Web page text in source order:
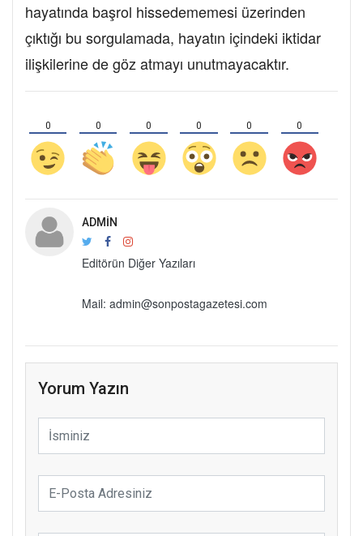
hayatında başrol hissedememesi üzerinden
çıktığı bu sorgulamada, hayatın içindeki iktidar
ilişkilerine de göz atmayı unutmayacaktır.
0 0 0 0 0 0
ADMIN
Editörün Diğer Yazıları
Mail: admin@sonpostagazetesi.com
Yorum Yazın